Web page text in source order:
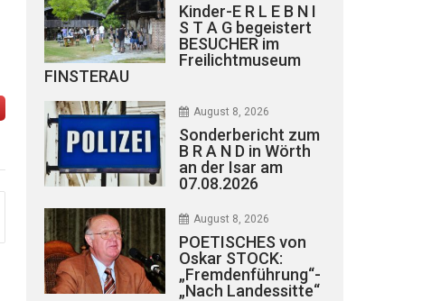
Kinder-E R L E B N I
S T A G begeistert
BESUCHER im
Freilichtmuseum
FINSTERAU
August 8, 2026
Sonderbericht zum
B R A N D in Wörth
an der Isar am
07.08.2026
August 8, 2026
POETISCHES von
Oskar STOCK:
„Fremdenführung“-
„Nach Landessitte“